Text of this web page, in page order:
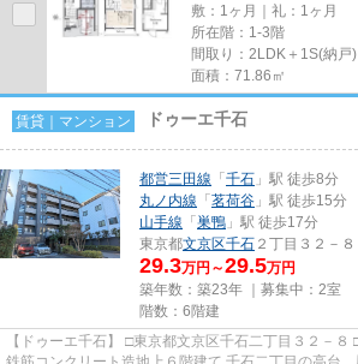
敷：1ヶ月｜礼：1ヶ月
所在階：1-3階
間取り：2LDK＋1S(納戸)
面積：71.86㎡
賃貸｜マンション ドゥーエ千石
都営三田線 「 千石 」駅 徒歩8分
丸ノ内線 「 茗荷谷 」駅 徒歩15分
山手線 「 巣鴨 」駅 徒歩17分
東京都文京区千石 ２丁目３２－８
29.3万円～29.5万円
築年数：築23年 ｜募集中： 2室
階数：6階建
【ドゥーエ千石】 □東京都文京区千石二丁目３２－８ □２００３年７月築 □